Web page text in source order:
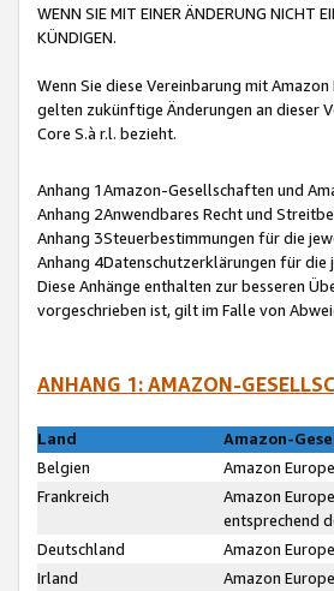
WENN SIE MIT EINER ÄNDERUNG NICHT
KÜNDIGEN.
Wenn Sie diese Vereinbarung mit
gelten zukünftige Änderungen an dieser
Core S.à r.l. bezieht.
Anhang 1Amazon-Gesellschaften und
Anhang 2Anwendbares Recht und
Anhang 3Steuerbestimmungen für die
Anhang 4Datenschutzerklärungen für die
Diese Anhänge enthalten zur besseren
vorgeschrieben ist, gilt im Falle von
ANHANG 1: AMAZON-
Land
Amazon-
Belgien
Amazon
Frankreich
Amazon
entsprechend
Deutschland
Amazon
Irland
Amazon